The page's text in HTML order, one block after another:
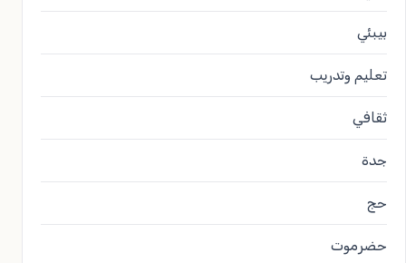
بيبئي
تعليم وتدريب
ثقافي
جدة
حج
حضرموت